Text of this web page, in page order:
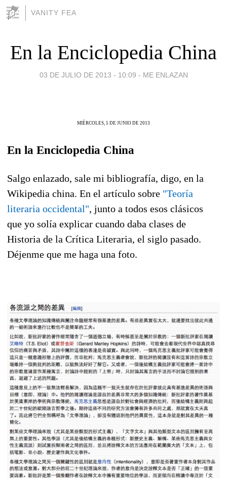
VANITY FEA
En la Enciclopedia China
03 DE JULIO DE 2013 - 10:09 - ME ENLAZAN
MIÉRCOLES, 5 DE JUNIO DE 2013
En la Enciclopedia China
Salgo enlazado, sale mi bibliografía, digo, en la
Wikipedia china. En el artículo sobre "Teoría
literaria occidental", junto a todos esos clásicos
que yo solía explicar cuando daba clases de
Historia de la Crítica Literaria, el siglo pasado.
Déjenme que me haga una foto.